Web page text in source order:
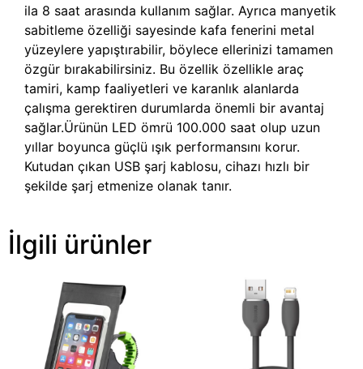
ila 8 saat arasında kullanım sağlar. Ayrıca manyetik
sabitleme özelliği sayesinde kafa fenerini metal
yüzeylere yapıştırabilir, böylece ellerinizi tamamen
özgür bırakabilirsiniz. Bu özellik özellikle araç
tamiri, kamp faaliyetleri ve karanlık alanlarda
çalışma gerektiren durumlarda önemli bir avantaj
sağlar.Ürünün LED ömrü 100.000 saat olup uzun
yıllar boyunca güçlü ışık performansını korur.
Kutudan çıkan USB şarj kablosu, cihazı hızlı bir
şekilde şarj etmenize olanak tanır.
İlgili ürünler